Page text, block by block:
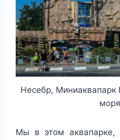
Несебр, Миниаквапарк
моря
Мы в этом аквапарке,